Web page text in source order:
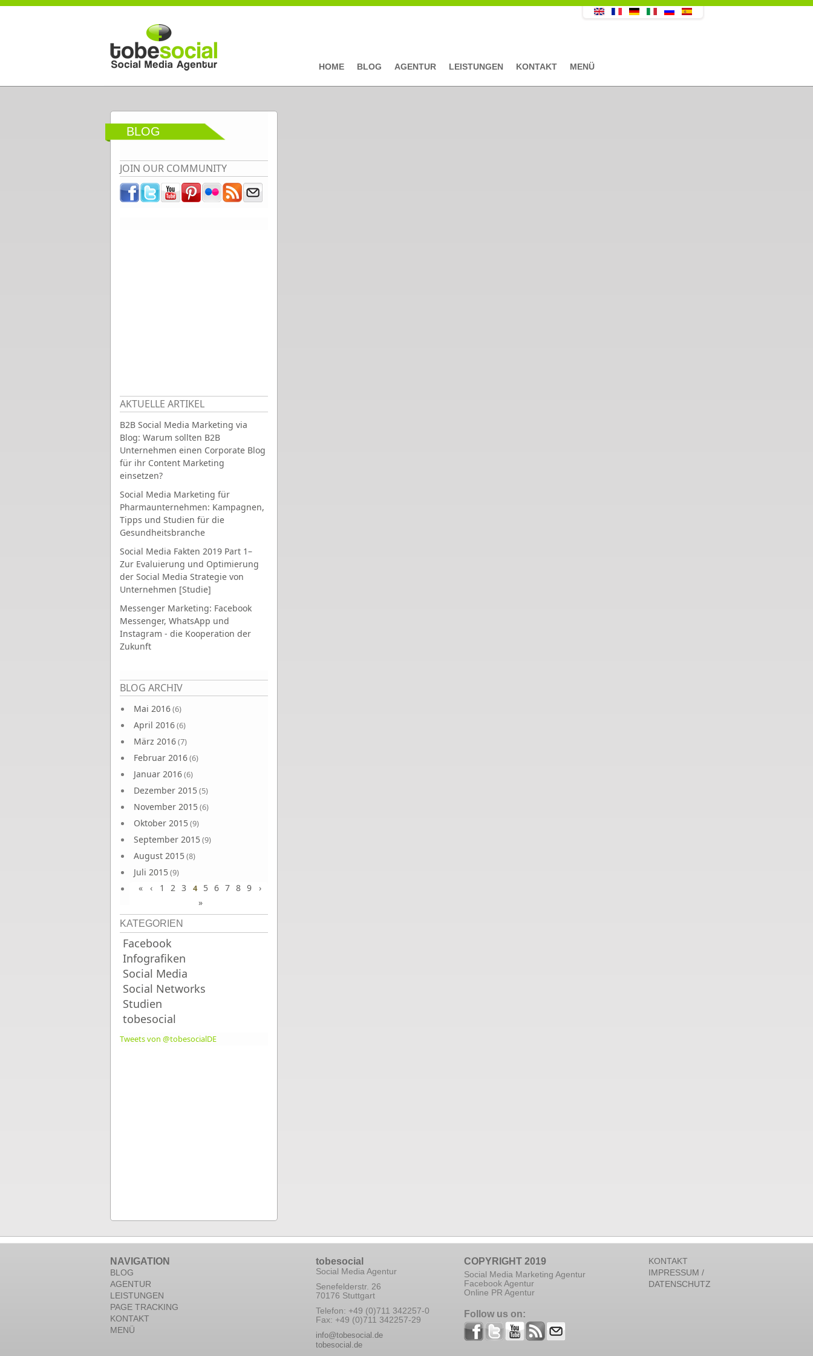
Direkt zum Inhalt
HOME BLOG AGENTUR LEISTUNGEN KONTAKT MENÜ
BLOG
JOIN OUR COMMUNITY
AKTUELLE ARTIKEL
B2B Social Media Marketing via
Blog: Warum sollten B2B
Unternehmen einen Corporate Blog
für ihr Content Marketing
einsetzen?
Social Media Marketing für
Pharmaunternehmen: Kampagnen,
Tipps und Studien für die
Gesundheitsbranche
Social Media Fakten 2019 Part 1–
Zur Evaluierung und Optimierung
der Social Media Strategie von
Unternehmen [Studie]
Messenger Marketing: Facebook
Messenger, WhatsApp und
Instagram - die Kooperation der
Zukunft
BLOG ARCHIV
Mai 2016(6)
April 2016(6)
März 2016(7)
Februar 2016(6)
Januar 2016(6)
Dezember 2015(5)
November 2015(6)
Oktober 2015(9)
September 2015(9)
August 2015(8)
Juli 2015(9)
Juni 2015(9)
Seiten
« ‹ 1 2 3 4 5 6 7 8 9
›
»
KATEGORIEN
Facebook
Infografiken
Social Media
Social Networks
Studien
tobesocial
Tweets von @tobesocialDE
NAVIGATION
BLOG
AGENTUR
LEISTUNGEN
PAGE TRACKING
KONTAKT
MENÜ
tobesocial
Social Media Agentur
Senefelderstr. 26
70176 Stuttgart
Telefon: +49 (0)711 342257-0
Fax: +49 (0)711 342257-29
info@tobesocial.de
tobesocial.de
COPYRIGHT 2019
Social Media Marketing Agentur
Facebook Agentur
Online PR Agentur
Follow us on:
KONTAKT
IMPRESSUM /
DATENSCHUTZ